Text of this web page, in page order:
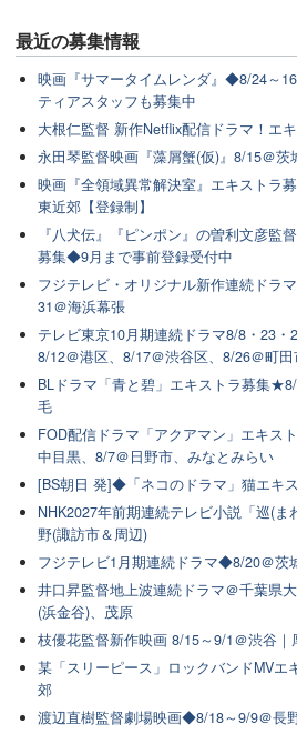
最近の募集情報
映画『サマータイムレンダ』◆8/24～
ティアスタッフも募集中
大根仁監督 新作Netflix配信ドラマ！エ
永田琴監督映画『藻屑蟹(仮)』8/15＠茨
映画『全領域異常解決室』エキストラ
東近郊【登録制】
『八犬伝』『ピンポン』の曽利文彦監
募集◆9月まで事前登録受付中
フジテレビ・オリジナル新作連続ドラ
31＠海浜幕張
テレビ東京10月期連続ドラマ8/8・23・
8/12＠港区、8/17＠渋谷区、8/26＠町田
BLドラマ「青と碧」エキストラ募集
毛
FOD配信ドラマ「アクアマン」エキス
中目黒、8/7＠日野市、みなとみらい
[BS朝日 発]◆「ネコのドラマ」猫エキ
NHK2027年前期連続テレビ小説「巡(
野(諏訪市＆周辺)
フジテレビ1月期連続ドラマ◆8/20＠茨
井口昇監督地上波連続ドラマ＠千葉県
(浜金谷)、茂原
枝優花監督新作映画 8/15～9/1＠渋谷
某「スリーピース」ロックバンドMV
郊
渡辺直樹監督劇場映画◆8/18～9/9＠長